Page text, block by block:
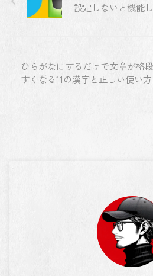
設定しないと機能
ひらがなにするだけで文章が格
すくなる11の漢字と正しい使い方